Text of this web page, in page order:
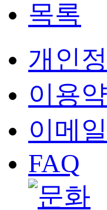
목록
개인
이용
이메
FAQ